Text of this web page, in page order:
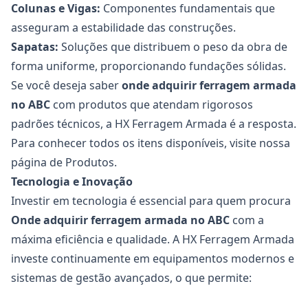
Colunas e Vigas: Componentes fundamentais que
asseguram a estabilidade das construções.
Sapatas: Soluções que distribuem o peso da obra de
forma uniforme, proporcionando fundações sólidas.
Se você deseja saberonde adquirirferragem armada
no ABC com produtos que atendam rigorosos
padrões técnicos, a HX Ferragem Armada é a resposta.
Para conhecer todos os itens disponíveis, visite nossa
página de Produtos.
Tecnologia e Inovação
Investir em tecnologia é essencial para quem procura
Onde adquirirferragem armada no ABC com a
máxima eficiência e qualidade. A HX Ferragem Armada
investe continuamente em equipamentos modernos e
sistemas de gestão avançados, o que permite: